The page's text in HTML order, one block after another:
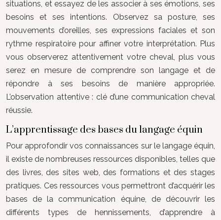
situations, et essayez de les associer à ses émotions, ses
besoins et ses intentions. Observez sa posture, ses
mouvements d’oreilles, ses expressions faciales et son
rythme respiratoire pour affiner votre interprétation. Plus
vous observerez attentivement votre cheval, plus vous
serez en mesure de comprendre son langage et de
répondre à ses besoins de manière appropriée.
L’observation attentive : clé d’une communication cheval
réussie.
L’apprentissage des bases du langage équin
Pour approfondir vos connaissances sur le langage équin,
il existe de nombreuses ressources disponibles, telles que
des livres, des sites web, des formations et des stages
pratiques. Ces ressources vous permettront d’acquérir les
bases de la communication équine, de découvrir les
différents types de hennissements, d’apprendre à